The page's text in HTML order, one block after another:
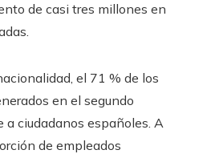
de casi tres millones en
el 71 % de los
en el segundo
ciudadanos españoles. A
de empleados